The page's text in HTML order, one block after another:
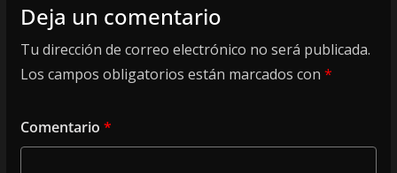
Deja un comentario
Tu dirección de correo electrónico no será publicada.
Los campos obligatorios están marcados con *
Comentario *